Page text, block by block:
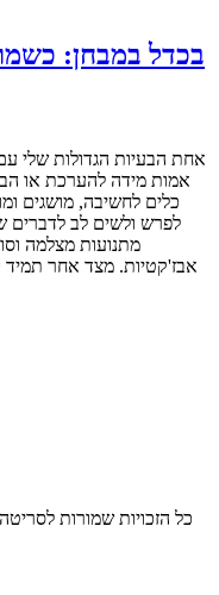
בכדל במבחן:
אמות מידה להערכת או
כלים לחשיבה, מושגים
לפרש ולשים לב לדברים
מתנועות מצלמה
אבז'קטיות. מצד אחר
© כל הזכויות שמורות